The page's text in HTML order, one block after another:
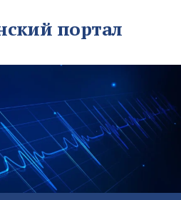
портал